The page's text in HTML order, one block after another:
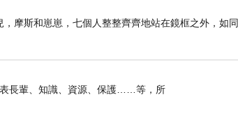
摩斯和崽崽，七個人整整齊齊地站在鏡框之外，如同
長輩、知識、資源、保護……等，所